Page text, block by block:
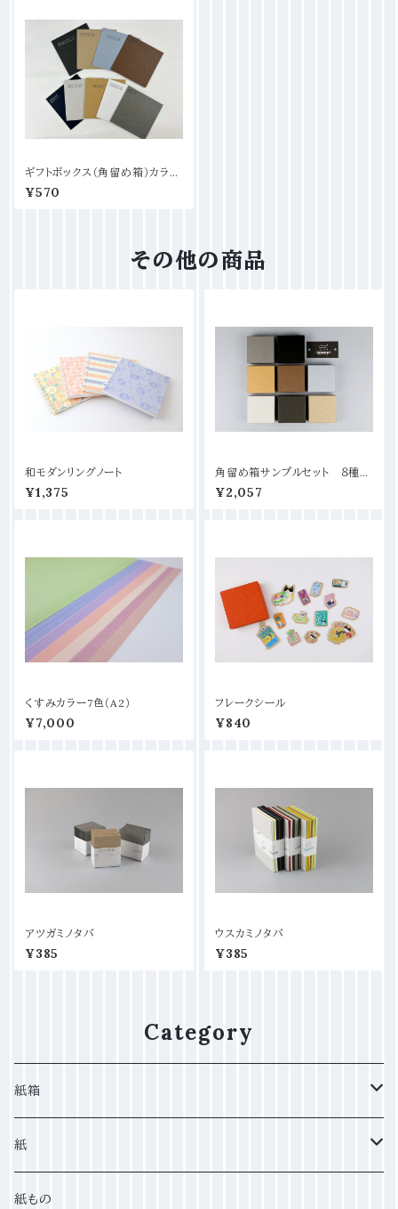
ギフトボックス（角留め箱）カラー
サンプルセット
¥570
その他の商品
和モダンリングノート
¥1,375
角留め箱サンプルセット ８種
類 【8色各１箱セット】60×60×2
0mm
¥2,057
くすみカラー7色（A2）
¥7,000
フレークシール
¥840
アツガミノタバ
¥385
ウスカミノタバ
¥385
Category
紙箱
貼り箱
角留め箱
紙
厚い紙
紙もの